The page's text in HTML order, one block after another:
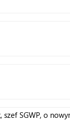
szef SGWP, o